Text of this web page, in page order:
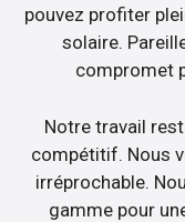
pouvez profiter
solaire.
compromet
Notre travail
compétitif. Nous
irréprochable.
gamme pour